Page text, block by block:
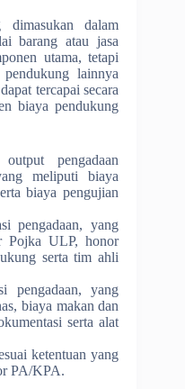
dalam
barang atau jasa
utama, tetapi
lainnya
tercapai secara
biaya pendukung
pengadaan
meliputi biaya
biaya pengujian
pengadaan, yang
Pojka ULP, honor
serta tim ahli
pengadaan, yang
biaya makan dan
serta alat
ketentuan yang
PA/KPA.